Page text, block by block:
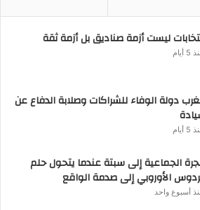
ليست أزمة صناديق بل أزمة ثقة
أيام
دولة الوفاء للشراكات وصلابة الدفاع عن
أيام
الجماعية إلى سبتة عندما يتحول حلم
الأوروبي إلى صدمة الواقع
أسبوع واحد